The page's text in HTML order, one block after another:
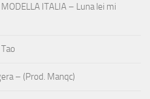
MODELLA ITALIA – Luna lei mi
– (Prod. Manqc)